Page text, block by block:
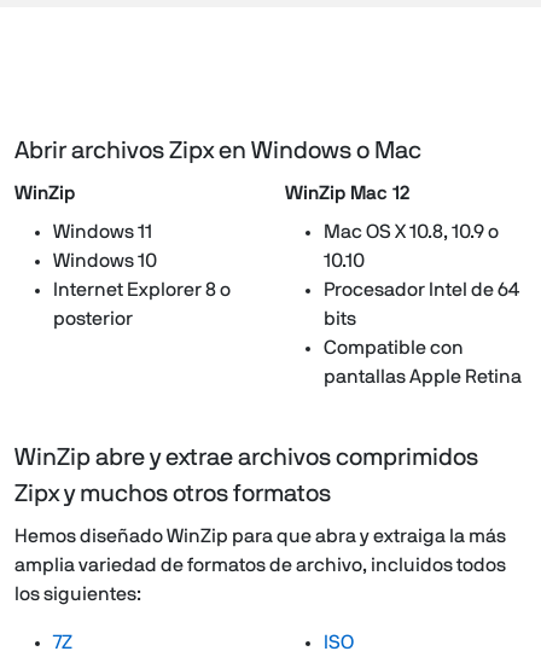
Abrir archivos Zipx en Windows o Mac
WinZip
Windows 11
Windows 10
Internet Explorer 8 o
posterior
WinZip Mac 12
Mac OS X 10.8, 10.9 o
10.10
Procesador Intel de 64
bits
Compatible con
pantallas Apple Retina
WinZip abre y extrae archivos comprimidos
Zipx y muchos otros formatos
Hemos diseñado WinZip para que abra y extraiga la más
amplia variedad de formatos de archivo, incluidos todos
los siguientes:
7Z
ISO